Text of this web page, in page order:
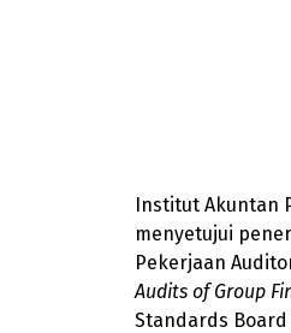
Institut Akuntan
menyetujui
Pekerjaan
Audits of Group
Standards